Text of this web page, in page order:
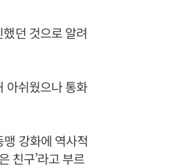
던 것으로 알려
아쉬웠으나 통화
강화에 역사적
친구’라고 부르